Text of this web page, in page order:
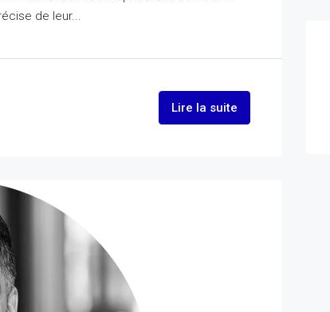
de leur...
Lire la suite